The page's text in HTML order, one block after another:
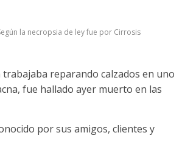
la necropsia de ley fue por Cirrosis
reparando calzados en uno
fue hallado ayer muerto en las
por sus amigos, clientes y